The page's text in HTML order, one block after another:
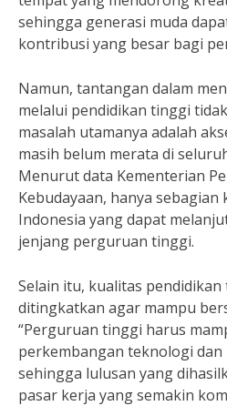
sehingga generasi muda
kontribusi yang besar bagi
Namun, tantangan dalam
melalui pendidikan tinggi
masalah utamanya adalah
masih belum merata di
Menurut data Kementerian
Kebudayaan, hanya sebagian
Indonesia yang dapat
jenjang perguruan tinggi.
Selain itu, kualitas
ditingkatkan agar mampu
“Perguruan tinggi harus
perkembangan teknologi
sehingga lulusan yang
pasar kerja yang semakin